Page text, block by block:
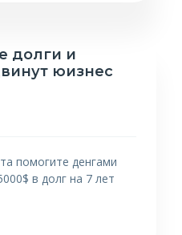
долги и
юизнес
помогите денгами
в долг на 7 лет